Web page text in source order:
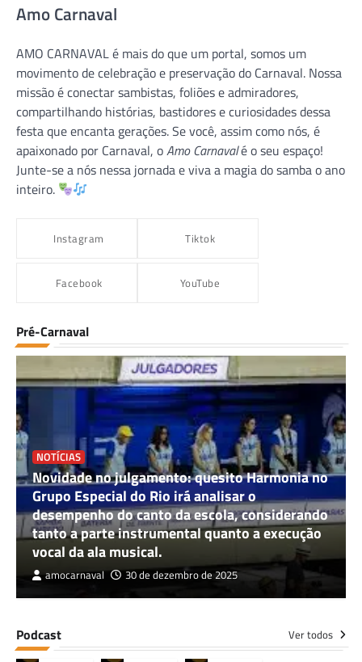
Amo Carnaval
AMO CARNAVAL é mais do que um portal, somos um
movimento de celebração e preservação do Carnaval. Nossa
missão é conectar sambistas, foliões e admiradores,
compartilhando histórias, bastidores e curiosidades dessa
festa que encanta gerações. Se você, assim como nós, é
apaixonado por Carnaval, oAmo Carnavalé o seu espaço!
Junte-se a nós nessa jornada e viva a magia do samba o ano
inteiro.
Instagram Tiktok
Facebook YouTube
Pré-Carnaval
NOTÍCIAS
Novidade no julgamento: quesito Harmonia no
Grupo Especial do Rio irá analisar o
desempenho do canto da escola, considerando
tanto a parte instrumental quanto a execução
vocal da ala musical.
amocarnaval 30 de dezembro de 2025
Podcast Ver todos